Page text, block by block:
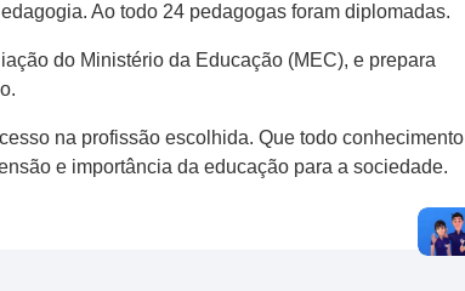
Ao todo 24 pedagogas foram diplomadas.
do Ministério da Educação (MEC), e prepara
na profissão escolhida. Que todo conhecimento
e importância da educação para a sociedade.